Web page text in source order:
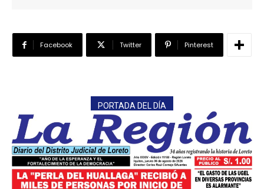
Facebook Twitter Pinterest
PORTADA DEL DÍA